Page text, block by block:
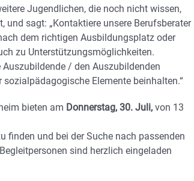
Jugendlichen, die noch nicht wissen,
und sagt: „Kontaktiere unsere Berufsberater
dem richtigen Ausbildungsplatz oder
zu Unterstützungsmöglichkeiten.
/ den Auszubildenden
Elemente beinhalten.“
bieten am Donnerstag, 30. Juli, von 13
finden und bei der Suche nach passenden
sind herzlich eingeladen